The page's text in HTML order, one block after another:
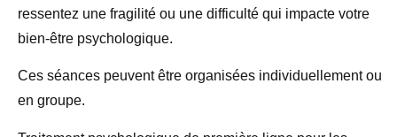
ressentez une fragilité ou une difficulté qui impacte votre
bien-être psychologique.
Ces séances peuvent être organisées individuellement ou
en groupe.